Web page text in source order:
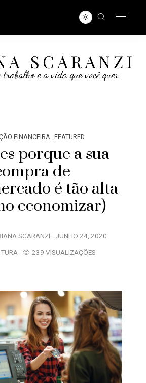
FINANCEIRA FEATURED
porque a sua
de
é tão alta
economizar)
SCARANZI JUNHO 24, 2020
239 VISUALIZAÇÕES